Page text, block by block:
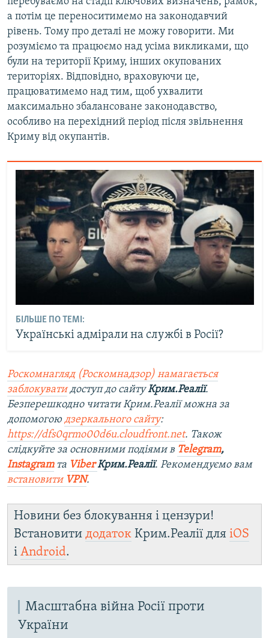
а потім це переноситимемо на законодавчий
рівень. Тому про деталі не можу говорити. Ми
розуміємо та працюємо над усіма викликами, що
були на території Криму, інших окупованих
територіях. Відповідно, враховуючи це,
працюватимемо над тим, щоб ухвалити
максимально збалансоване законодавство,
особливо на перехідний період після звільнення
Криму від окупантів.
БІЛЬШЕ ПО ТЕМІ:
Українські адмірали на службі в Росії?
Роскомнагляд (Роскомнадзор) намагається
заблокуватидоступ до сайтуКрим.Реалії.
Безперешкодно читати Крим.Реалії можна за
допомогою дзеркального сайту:
https://dfs0qrmo00d6u.cloudfront.net. Також
слідкуйте за основними подіями в Telegram,
Instagramта ViberКрим.Реалії. Рекомендуємо вам
встановити VPN.
Новини без блокування і цензури!
Встановити додаток Крим.Реалії для iOS
і Android.
Масштабна війна Росії проти
України